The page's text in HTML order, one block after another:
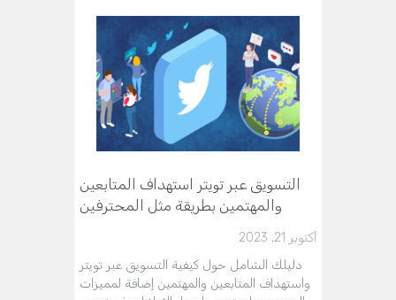
التسويق عبر تويتر استهداف المتابعين
والمهتمين بطريقة مثل المحترفين
أكتوبر 21, 2023
دليلك الشامل حول كيفية التسويق عبر تويتر
واستهداف المتابعين والمهتمين إضافة لمميزات